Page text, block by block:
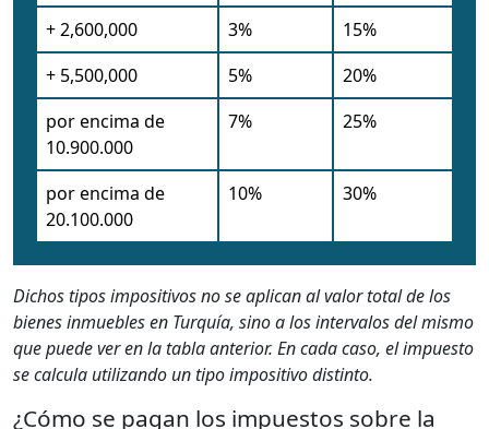
+ 2,600,000
3%
15%
+ 5,500,000
5%
20%
por encima de
10.900.000
7% 25%
por encima de
20.100.000
10% 30%
Dichos tipos impositivos no se aplican al valor total de los
bienes inmuebles en Turquía, sino a los intervalos del mismo
que puede ver en la tabla anterior. En cada caso, el impuesto
se calcula utilizando un tipo impositivo distinto.
¿Cómo se pagan los impuestos sobre la